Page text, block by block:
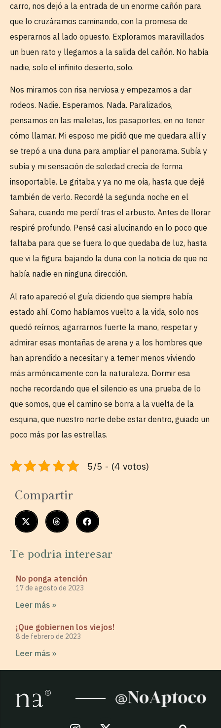
carro, nos dejó a la entrada de un enorme cañón para
que lo cruzáramos caminando, con la promesa de
esperarnos al lado opuesto. Exploramos maravillados
un buen rato y llegamos a la salida del cañón. No había
nadie, solo el infinito desierto, solo.
Nos miramos con risa nerviosa y empezamos a dar
rodeos. Nadie. Esperamos. Nada. Paralizados,
pensamos en las maletas, los pasaportes, en no tener
cómo llamar. Mi esposo me pidió que me quedara allí y
se trepó a una duna para ampliar el panorama. Subía y
subía y mi sensación de soledad crecía de forma
insoportable. Le gritaba y ya no me oía, hasta que dejé
también de verlo. Recordé la segunda noche en el
Sahara, cuando me perdí tras el arbusto. Antes de llorar
respiré profundo. Pensé casi alucinando en lo poco que
faltaba para que se fuera lo que quedaba de luz, hasta
que vi la figura bajando la duna con la noticia de que no
había nadie en ninguna dirección.
Al rato apareció el guía diciendo que siempre había
estado ahí. Como habíamos vuelto a la vida, solo nos
quedó reírnos, agarrarnos fuerte la mano, respetar y
admirar esas montañas de arena y a los hombres que
han aprendido a necesitar y a temer menos viviendo
más armónicamente con la naturaleza. Dormir esa
noche recordando que el silencio es una prueba de lo
que somos, que el camino se borra a la vuelta de la
esquina, que nuestro norte debe estar dentro, guiado un
poco más por las estrellas.
5/5 - (4 votos)
Compartir
Te podría interesar
No ponga atención
17 de agosto de 2023
Leer más »
¡Que gobiernen los viejos!
8 de febrero de 2023
Leer más »